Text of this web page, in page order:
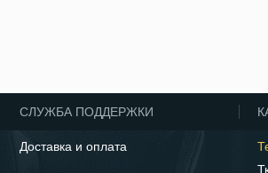
СЛУЖБА ПОДДЕРЖКИ
Доставка и оплата